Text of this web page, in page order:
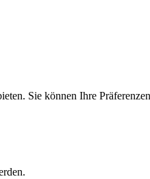
Sie können Ihre